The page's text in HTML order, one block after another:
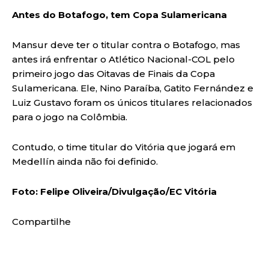
Antes do Botafogo, tem Copa Sulamericana
Mansur deve ter o titular contra o Botafogo, mas
antes irá enfrentar o Atlético Nacional-COL pelo
primeiro jogo das Oitavas de Finais da Copa
Sulamericana. Ele, Nino Paraíba, Gatito Fernández e
Luiz Gustavo foram os únicos titulares relacionados
para o jogo na Colômbia.
Contudo, o time titular do Vitória que jogará em
Medellín ainda não foi definido.
Foto: Felipe Oliveira/Divulgação/EC Vitória
Compartilhe